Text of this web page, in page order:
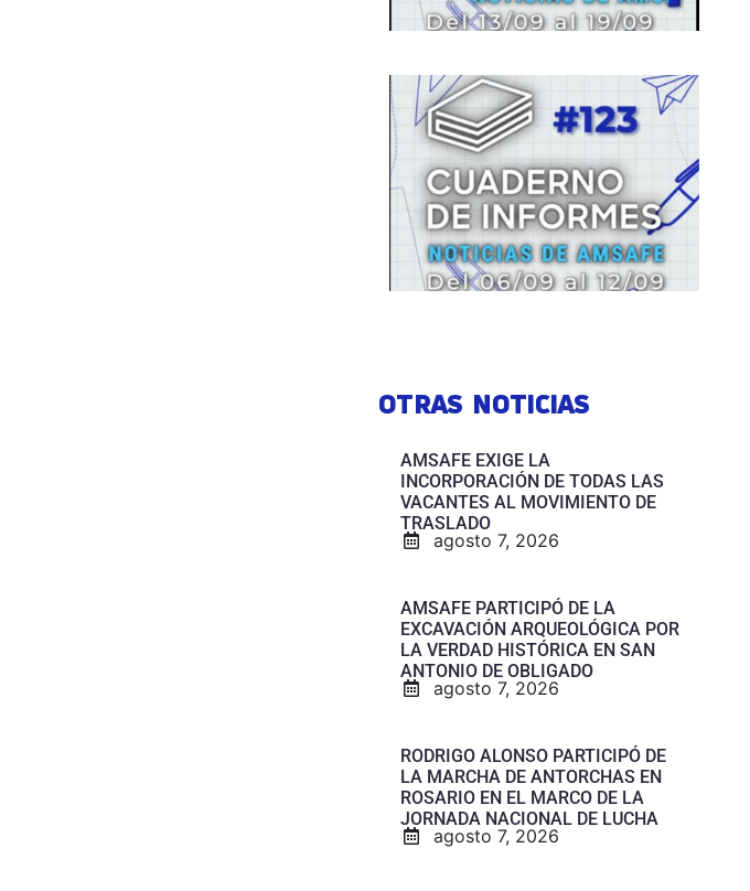
OTRAS NOTICIAS
AMSAFE EXIGE LA
INCORPORACIÓN DE TODAS LAS
VACANTES AL MOVIMIENTO DE
TRASLADO
agosto 7, 2026
AMSAFE PARTICIPÓ DE LA
EXCAVACIÓN ARQUEOLÓGICA POR
LA VERDAD HISTÓRICA EN SAN
ANTONIO DE OBLIGADO
agosto 7, 2026
RODRIGO ALONSO PARTICIPÓ DE
LA MARCHA DE ANTORCHAS EN
ROSARIO EN EL MARCO DE LA
JORNADA NACIONAL DE LUCHA
agosto 7, 2026